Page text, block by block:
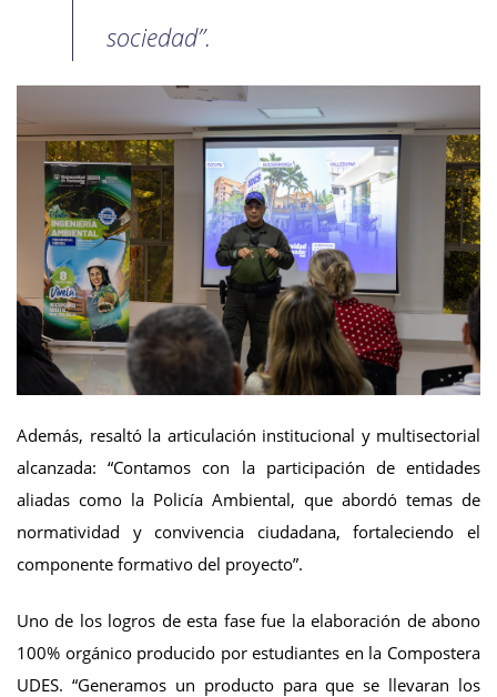
sociedad”.
Además, resaltó la articulación institucional y multisectorial
alcanzada: “Contamos con la participación de entidades
aliadas como la Policía Ambiental, que abordó temas de
normatividad y convivencia ciudadana, fortaleciendo el
componente formativo del proyecto”.
Uno de los logros de esta fase fue la elaboración de abono
100% orgánico producido por estudiantes en la Compostera
UDES. “Generamos un producto para que se llevaran los